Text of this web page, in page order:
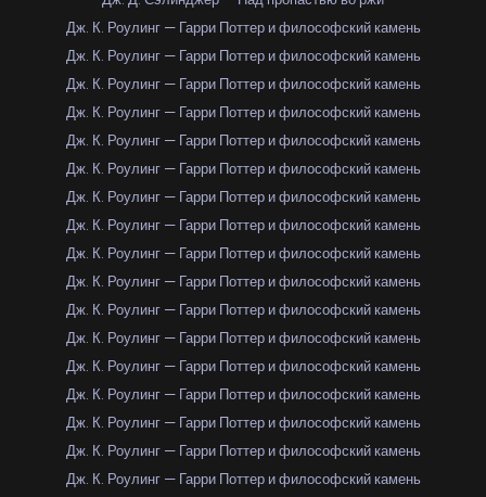
Дж. К. Роулинг — Гарри Поттер и философский камень
Дж. К. Роулинг — Гарри Поттер и философский камень
Дж. К. Роулинг — Гарри Поттер и философский камень
Дж. К. Роулинг — Гарри Поттер и философский камень
Дж. К. Роулинг — Гарри Поттер и философский камень
Дж. К. Роулинг — Гарри Поттер и философский камень
Дж. К. Роулинг — Гарри Поттер и философский камень
Дж. К. Роулинг — Гарри Поттер и философский камень
Дж. К. Роулинг — Гарри Поттер и философский камень
Дж. К. Роулинг — Гарри Поттер и философский камень
Дж. К. Роулинг — Гарри Поттер и философский камень
Дж. К. Роулинг — Гарри Поттер и философский камень
Дж. К. Роулинг — Гарри Поттер и философский камень
Дж. К. Роулинг — Гарри Поттер и философский камень
Дж. К. Роулинг — Гарри Поттер и философский камень
Дж. К. Роулинг — Гарри Поттер и философский камень
Дж. К. Роулинг — Гарри Поттер и философский камень